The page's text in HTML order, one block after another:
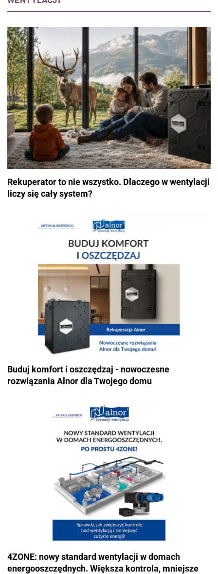
Rekuperator to nie wszystko. Dlaczego w wentylacji
liczy się cały system?
Buduj komfort i oszczędzaj - nowoczesne
rozwiązania Alnor dla Twojego domu
4ZONE: nowy standard wentylacji w domach
energooszczędnych. Większa kontrola, mniejsze